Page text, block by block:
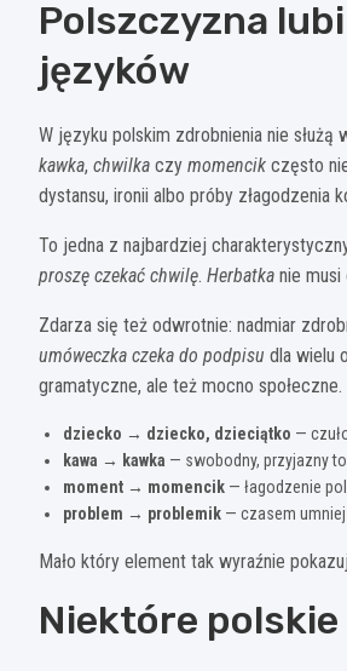
Polszczyzna
języków
W języku polskim zdrobnienia nie służą
kawka, chwilka czy momencik często
dystansu, ironii albo próby złagodzenia
To jedna z najbardziej
proszę czekać chwilę. Herbatka nie
Zdarza się też odwrotnie: nadmiar
umóweczka czeka do podpisu dla wielu
gramatyczne, ale też mocno społeczne.
dziecko → dziecko, dzieciątko —
kawa → kawka — swobodny, przyjazny
moment → momencik — łagodzenie
problem → problemik — czasem
Mało który element tak wyraźnie
Niektóre polskie